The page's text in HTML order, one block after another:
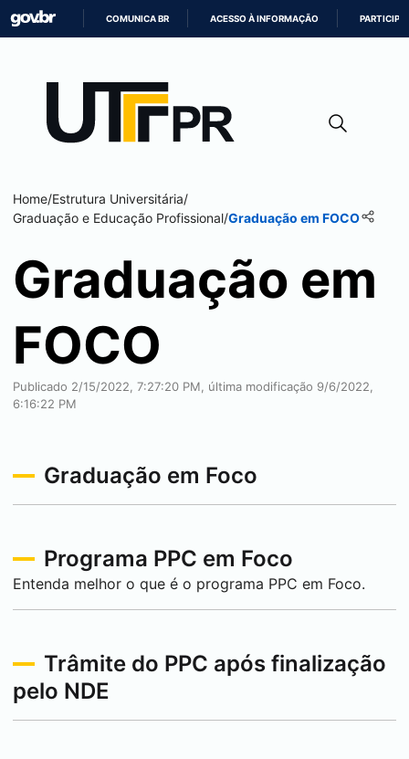
CONTEÚDO
COMUNICA BR ACESSO À INFORMAÇÃO PARTICIPE
Home/Estrutura Universitária/
Graduação e Educação Profissional/Graduação em FOCO
Graduação em
FOCO
Publicado 2/15/2022, 7:27:20 PM, última modificação 9/6/2022,
6:16:22 PM
Graduação em Foco
Programa PPC em Foco
Entenda melhor o que é o programa PPC em Foco.
Trâmite do PPC após finalização
pelo NDE